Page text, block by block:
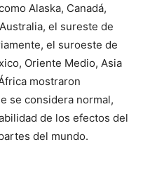
Alaska, Canadá,
el sureste de
el suroeste de
Oriente Medio, Asia
mostraron
se considera normal,
de los efectos del
del mundo.